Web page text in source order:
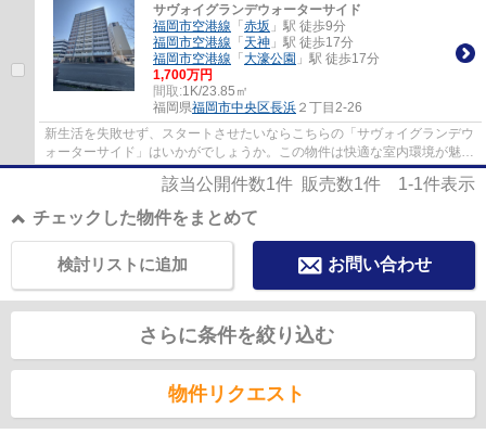
サヴォイグランデウォーターサイド
福岡市空港線 「 赤坂 」駅 徒歩9分
福岡市空港線 「 天神 」駅 徒歩17分
福岡市空港線 「 大濠公園 」駅 徒歩17分
1,700万円
間取:1K/23.85㎡
福岡県福岡市中央区長浜 ２丁目2-26
新生活を失敗せず、スタートさせたいならこちらの「サヴォイグランデウ
ォーターサイド」はいかがでしょうか。この物件は快適な室内環境が魅力
の中古マンションとなっています。駅から...
該当公開件数1件 販売数1件 1-1件表示
チェックした物件をまとめて
お問い合わせ
検討リストに追加
さらに条件を絞り込む
物件リクエスト